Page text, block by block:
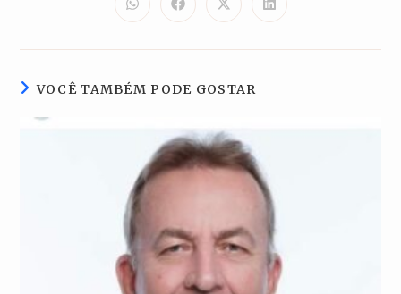
Abre
em
nova
Abre
em
nova
Abre
em
nova
Abre
em
nova
VOCÊ TAMBÉM PODE GOSTAR